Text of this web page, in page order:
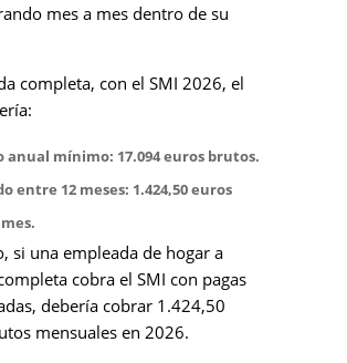
mes a mes dentro de su
completa, con el SMI 2026, el
anual mínimo: 17.094 euros brutos.
entre 12 meses: 1.424,50 euros
si una empleada de hogar a
cobra el SMI con pagas
debería cobrar 1.424,50
mensuales en 2026.